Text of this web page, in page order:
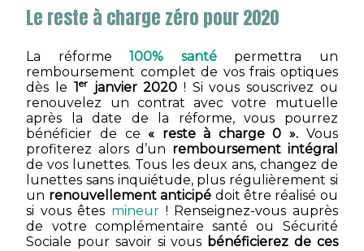
Le reste à charge zéro pour 2020
La réforme100% santépermettra un
remboursement complet de vos frais optiques
dès le 1erjanvier 2020 ! Si vous souscrivez ou
renouvelez un contrat avec votre mutuelle
après la date de la réforme, vous pourrez
bénéficier de ce« reste à charge 0 ».Vous
profiterez alors d’un remboursement intégral
de vos lunettes. Tous les deux ans, changez de
lunettes sans inquiétude, plus régulièrement si
un renouvellement anticipé doit être réalisé ou
si vous êtes mineur ! Renseignez-vous auprès
de votre complémentaire santé ou Sécurité
Sociale pour savoir si vous bénéficierez de ces